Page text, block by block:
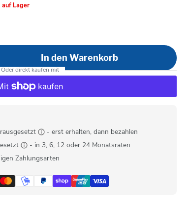
Lager
In den Warenkorb
- erst erhalten, dann bezahlen
- in 3, 6, 12 oder 24 Monatsraten
Zahlungsarten